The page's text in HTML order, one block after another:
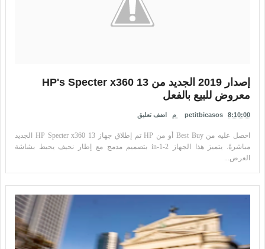
إصدار 2019 الجديد من HP's Specter x360 13
معروض للبيع بالفعل
petitbicasos 8:10:00 م اضف تعليق
احصل عليه من Best Buy أو من HP تم إطلاق جهاز HP Specter x360 13 الجديد
مباشرةً. يتميز هذا الجهاز 2-in-1 بتصميم مدمج مع إطار نحيف يحيط بشاشة
العرض...